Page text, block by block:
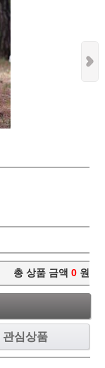
총 상품 금액 0 원
관심상품